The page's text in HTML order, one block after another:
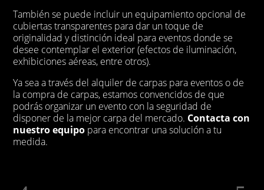
También se puede incluir un equipamiento opcional de
cubiertas transparentes para dar un toque de
originalidad y distinción ideal para eventos donde se
desee contemplar el exterior (efectos de iluminación,
exhibiciones aéreas, entre otros).
Ya sea a través del alquiler de carpas para eventos o de
la compra de carpas, estamos convencidos de que
podrás organizar un evento con la seguridad de
disponer de la mejor carpa del mercado. Contacta con
nuestro equipo para encontrar una solución a tu
medida.